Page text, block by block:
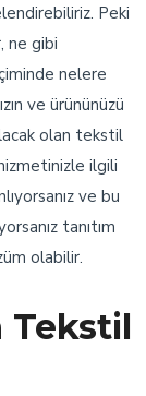
Peki
ne gibi
nelere
ve ürününüzü
olan tekstil
ilgili
ve bu
tanıtım
olabilir.
Tekstil